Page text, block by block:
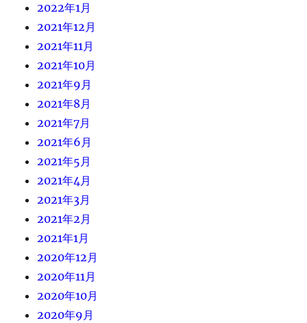
2022年1月
2021年12月
2021年11月
2021年10月
2021年9月
2021年8月
2021年7月
2021年6月
2021年5月
2021年4月
2021年3月
2021年2月
2021年1月
2020年12月
2020年11月
2020年10月
2020年9月